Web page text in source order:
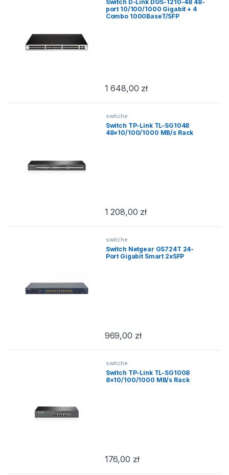
Switch D-Link DGS-1210-48 48-
port 10/100/1000 Gigabit + 4
Combo 1000BaseT/SFP
1 648,00 zł
switche
Switch TP-Link TL-SG1048
48×10/100/1000 MB/s Rack
1 208,00 zł
switche
Switch Netgear GS724T 24-
Port Gigabit Smart 2xSFP
969,00 zł
switche
Switch TP-Link TL-SG1008
8×10/100/1000 MB/s Rack
176,00 zł